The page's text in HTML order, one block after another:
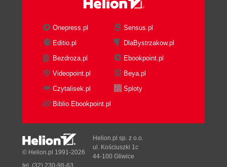
Onepress.pl
Sensus.pl
Editio.pl
DlaBystrzakow.pl
Bezdroza.pl
Ebookpoint.pl
Videopoint.pl
Beya.pl
Czytalisek.pl
Sploty
Biblio.Ebookpoint.pl
© Helion.pl 1991-2026
Helion.pl sp. z o.o.
ul. Kościuszki 1c
44-100 Gliwice
tel. (32) 230-98-63